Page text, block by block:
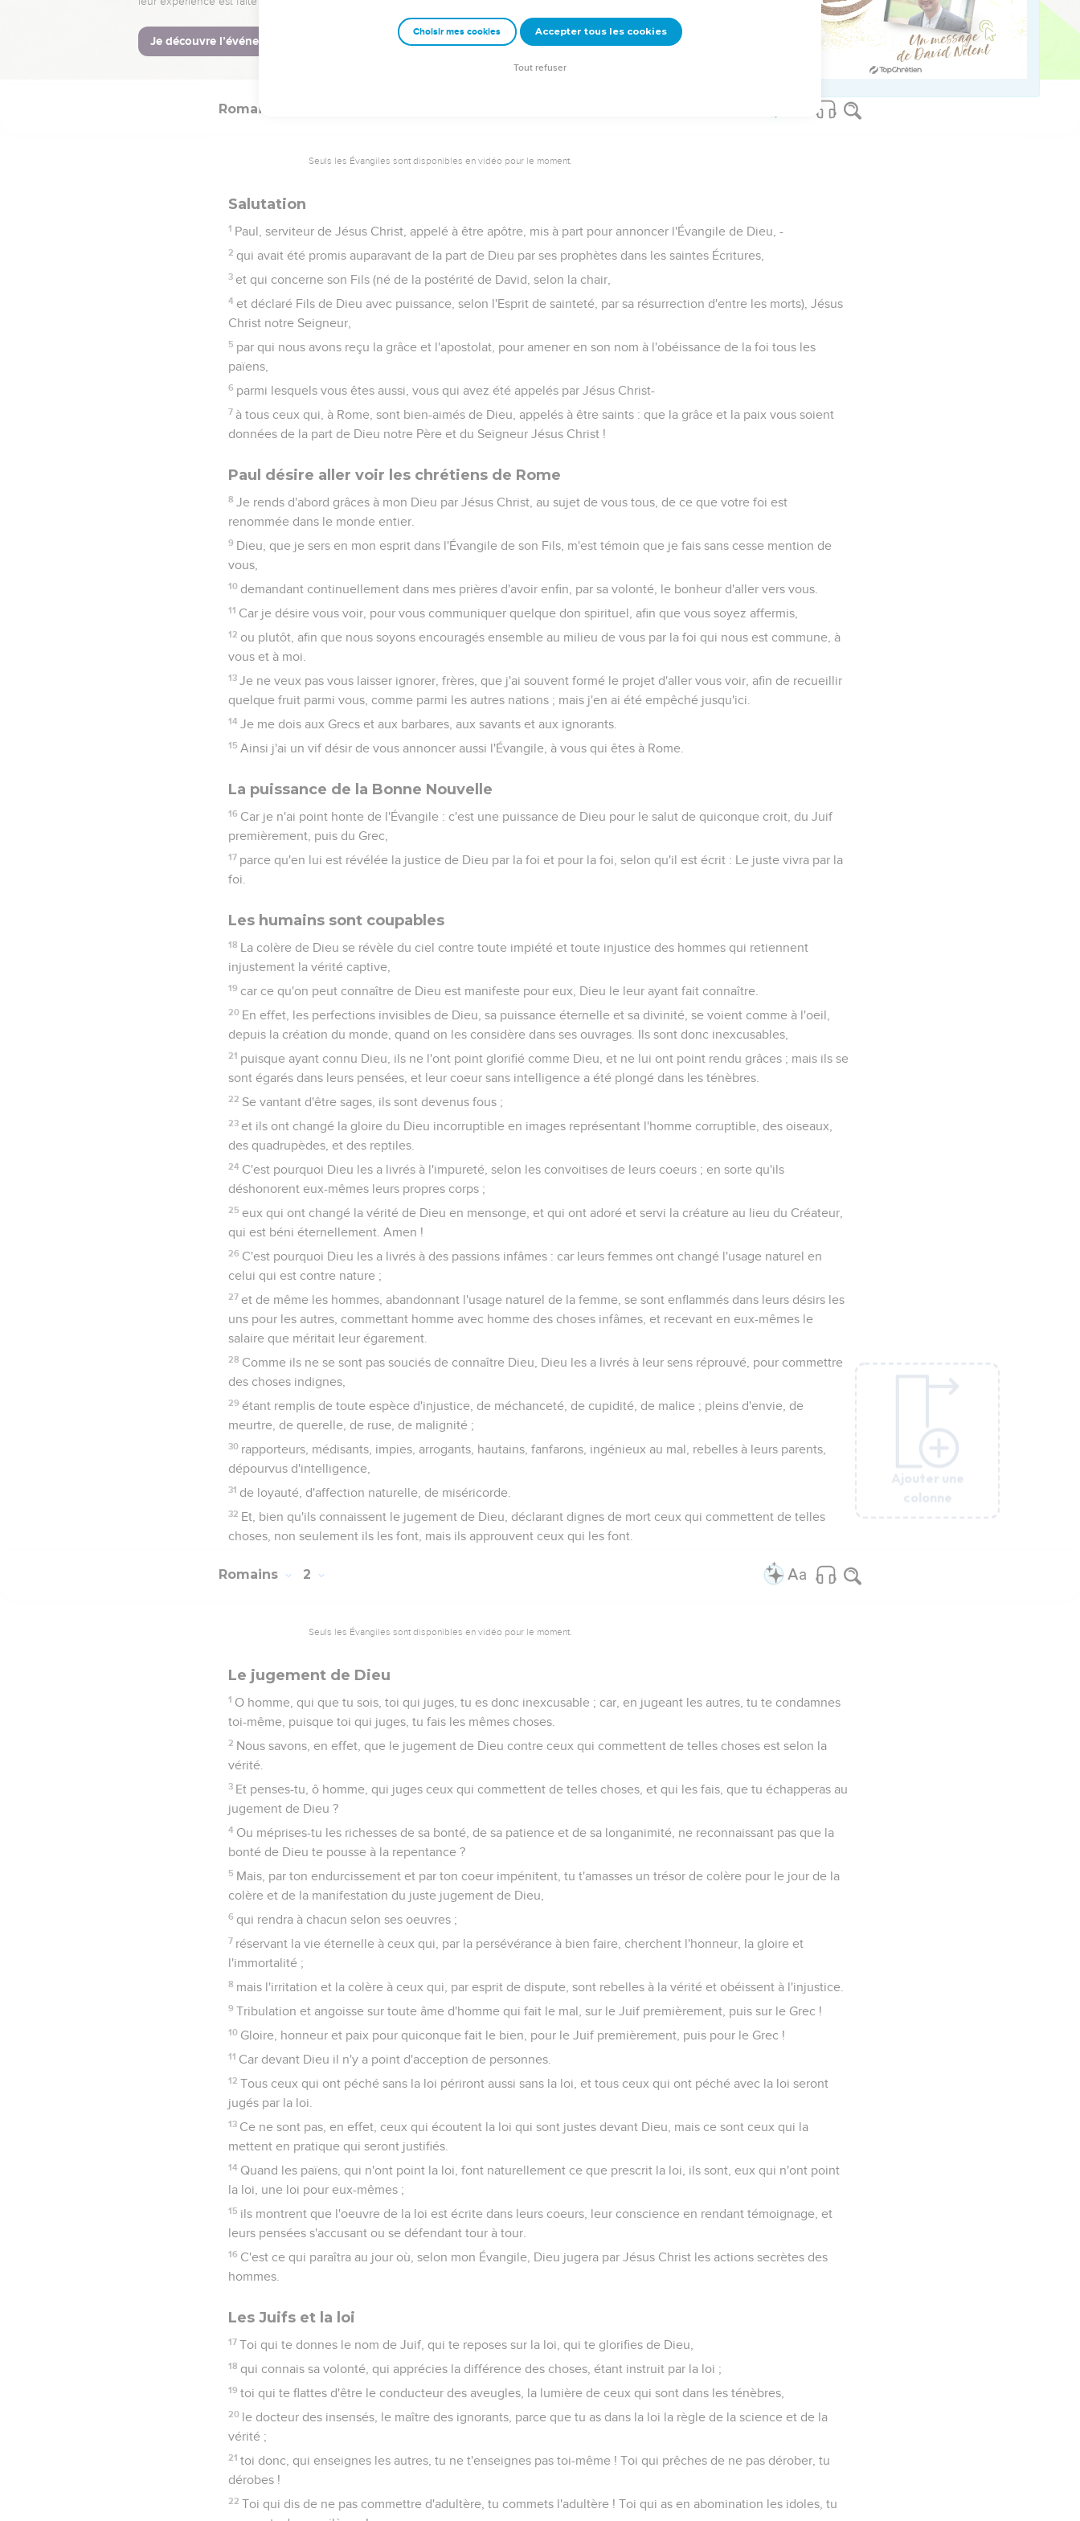
La Bible Du Semeur Copyright © 1992, 1999 by Biblica, Inc.® Used by permission. All rights reserved worldwide.
Romains
Seuls les Évangiles sont disponibles en vidéo pour le moment.
Salutation
1 Paul, serviteur de Jésus Christ, appelé à être apôtre, mis à part pour annoncer l'Évangile de Dieu, -
2 qui avait été promis auparavant de la part de Dieu par ses prophètes dans les saintes Écritures,
3 et qui concerne son Fils (né de la postérité de David, selon la chair,
4 et déclaré Fils de Dieu avec puissance, selon l'Esprit de sainteté, par sa résurrection d'entre les morts), Jésus
Christ notre Seigneur,
5 par qui nous avons reçu la grâce et l'apostolat, pour amener en son nom à l'obéissance de la foi tous les
païens,
6 parmi lesquels vous êtes aussi, vous qui avez été appelés par Jésus Christ-
7 à tous ceux qui, à Rome, sont bien-aimés de Dieu, appelés à être saints : que la grâce et la paix vous soient
données de la part de Dieu notre Père et du Seigneur Jésus Christ !
Paul désire aller voir les chrétiens de Rome
8 Je rends d'abord grâces à mon Dieu par Jésus Christ, au sujet de vous tous, de ce que votre foi est
renommée dans le monde entier.
9 Dieu, que je sers en mon esprit dans l'Évangile de son Fils, m'est témoin que je fais sans cesse mention de
vous,
10 demandant continuellement dans mes prières d'avoir enfin, par sa volonté, le bonheur d'aller vers vous.
11 Car je désire vous voir, pour vous communiquer quelque don spirituel, afin que vous soyez affermis,
12 ou plutôt, afin que nous soyons encouragés ensemble au milieu de vous par la foi qui nous est commune, à
vous et à moi.
13 Je ne veux pas vous laisser ignorer, frères, que j'ai souvent formé le projet d'aller vous voir, afin de recueillir
quelque fruit parmi vous, comme parmi les autres nations ; mais j'en ai été empêché jusqu'ici.
14 Je me dois aux Grecs et aux barbares, aux savants et aux ignorants.
15 Ainsi j'ai un vif désir de vous annoncer aussi l'Évangile, à vous qui êtes à Rome.
La puissance de la Bonne Nouvelle
16 Car je n'ai point honte de l'Évangile : c'est une puissance de Dieu pour le salut de quiconque croit, du Juif
premièrement, puis du Grec,
17 parce qu'en lui est révélée la justice de Dieu par la foi et pour la foi, selon qu'il est écrit : Le juste vivra par la
foi.
Les humains sont coupables
18 La colère de Dieu se révèle du ciel contre toute impiété et toute injustice des hommes qui retiennent
injustement la vérité captive,
19 car ce qu'on peut connaître de Dieu est manifeste pour eux, Dieu le leur ayant fait connaître.
20 En effet, les perfections invisibles de Dieu, sa puissance éternelle et sa divinité, se voient comme à l'oeil,
depuis la création du monde, quand on les considère dans ses ouvrages. Ils sont donc inexcusables,
21 puisque ayant connu Dieu, ils ne l'ont point glorifié comme Dieu, et ne lui ont point rendu grâces ; mais ils se
sont égarés dans leurs pensées, et leur coeur sans intelligence a été plongé dans les ténèbres.
22 Se vantant d'être sages, ils sont devenus fous ;
23 et ils ont changé la gloire du Dieu incorruptible en images représentant l'homme corruptible, des oiseaux,
des quadrupèdes, et des reptiles.
24 C'est pourquoi Dieu les a livrés à l'impureté, selon les convoitises de leurs coeurs ; en sorte qu'ils
déshonorent eux-mêmes leurs propres corps ;
25 eux qui ont changé la vérité de Dieu en mensonge, et qui ont adoré et servi la créature au lieu du Créateur,
qui est béni éternellement. Amen !
26 C'est pourquoi Dieu les a livrés à des passions infâmes : car leurs femmes ont changé l'usage naturel en
celui qui est contre nature ;
27 et de même les hommes, abandonnant l'usage naturel de la femme, se sont enflammés dans leurs désirs les
uns pour les autres, commettant homme avec homme des choses infâmes, et recevant en eux-mêmes le
salaire que méritait leur égarement.
28 Comme ils ne se sont pas souciés de connaître Dieu, Dieu les a livrés à leur sens réprouvé, pour commettre
des choses indignes,
29 étant remplis de toute espèce d'injustice, de méchanceté, de cupidité, de malice ; pleins d'envie, de
meurtre, de querelle, de ruse, de malignité ;
30 rapporteurs, médisants, impies, arrogants, hautains, fanfarons, ingénieux au mal, rebelles à leurs parents,
dépourvus d'intelligence,
31 de loyauté, d'affection naturelle, de miséricorde.
32 Et, bien qu'ils connaissent le jugement de Dieu, déclarant dignes de mort ceux qui commettent de telles
choses, non seulement ils les font, mais ils approuvent ceux qui les font.
Ajouter une
colonne
Romains 2
Seuls les Évangiles sont disponibles en vidéo pour le moment.
Le jugement de Dieu
1 O homme, qui que tu sois, toi qui juges, tu es donc inexcusable ; car, en jugeant les autres, tu te condamnes
toi-même, puisque toi qui juges, tu fais les mêmes choses.
2 Nous savons, en effet, que le jugement de Dieu contre ceux qui commettent de telles choses est selon la
vérité.
3 Et penses-tu, ô homme, qui juges ceux qui commettent de telles choses, et qui les fais, que tu échapperas au
jugement de Dieu ?
4 Ou méprises-tu les richesses de sa bonté, de sa patience et de sa longanimité, ne reconnaissant pas que la
bonté de Dieu te pousse à la repentance ?
5 Mais, par ton endurcissement et par ton coeur impénitent, tu t'amasses un trésor de colère pour le jour de la
colère et de la manifestation du juste jugement de Dieu,
6 qui rendra à chacun selon ses oeuvres ;
7 réservant la vie éternelle à ceux qui, par la persévérance à bien faire, cherchent l'honneur, la gloire et
l'immortalité ;
8 mais l'irritation et la colère à ceux qui, par esprit de dispute, sont rebelles à la vérité et obéissent à l'injustice.
9 Tribulation et angoisse sur toute âme d'homme qui fait le mal, sur le Juif premièrement, puis sur le Grec !
10 Gloire, honneur et paix pour quiconque fait le bien, pour le Juif premièrement, puis pour le Grec !
11 Car devant Dieu il n'y a point d'acception de personnes.
12 Tous ceux qui ont péché sans la loi périront aussi sans la loi, et tous ceux qui ont péché avec la loi seront
jugés par la loi.
13 Ce ne sont pas, en effet, ceux qui écoutent la loi qui sont justes devant Dieu, mais ce sont ceux qui la
mettent en pratique qui seront justifiés.
14 Quand les païens, qui n'ont point la loi, font naturellement ce que prescrit la loi, ils sont, eux qui n'ont point
la loi, une loi pour eux-mêmes ;
15 ils montrent que l'oeuvre de la loi est écrite dans leurs coeurs, leur conscience en rendant témoignage, et
leurs pensées s'accusant ou se défendant tour à tour.
16 C'est ce qui paraîtra au jour où, selon mon Évangile, Dieu jugera par Jésus Christ les actions secrètes des
hommes.
Les Juifs et la loi
17 Toi qui te donnes le nom de Juif, qui te reposes sur la loi, qui te glorifies de Dieu,
18 qui connais sa volonté, qui apprécies la différence des choses, étant instruit par la loi ;
19 toi qui te flattes d'être le conducteur des aveugles, la lumière de ceux qui sont dans les ténèbres,
20 le docteur des insensés, le maître des ignorants, parce que tu as dans la loi la règle de la science et de la
vérité ;
21 toi donc, qui enseignes les autres, tu ne t'enseignes pas toi-même ! Toi qui prêches de ne pas dérober, tu
dérobes !
22 Toi qui dis de ne pas commettre d'adultère, tu commets l'adultère ! Toi qui as en abomination les idoles, tu
Ajouter une
colonne
Ajouter une
colonne
Ajouter une
colonne
Ajouter une
colonne
Choisir mes cookies Accepter tous les cookies
Tout refuser